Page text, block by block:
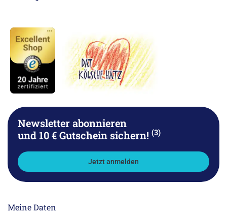
Newsletter abonnieren
und 10 € Gutschein sichern! (3)
Jetzt anmelden
Meine Daten